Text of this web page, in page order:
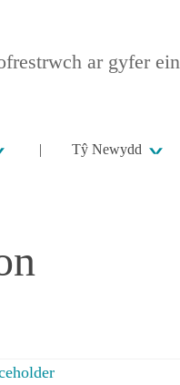
ar gyfer ein
Tŷ Newydd